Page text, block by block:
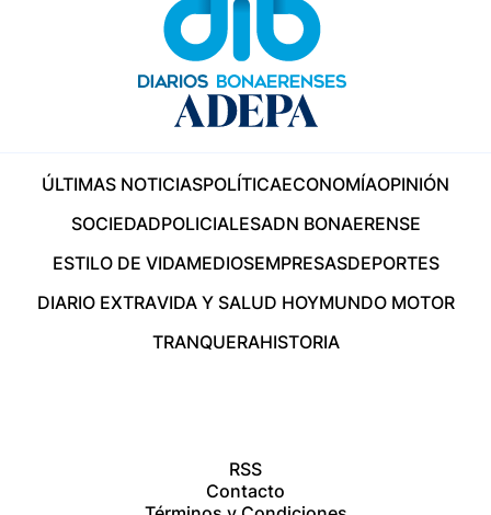
ÚLTIMAS NOTICIASPOLÍTICAECONOMÍAOPINIÓN
SOCIEDADPOLICIALESADN BONAERENSE
ESTILO DE VIDAMEDIOSEMPRESASDEPORTES
DIARIO EXTRAVIDA Y SALUD HOYMUNDO MOTOR
TRANQUERAHISTORIA
RSS
Contacto